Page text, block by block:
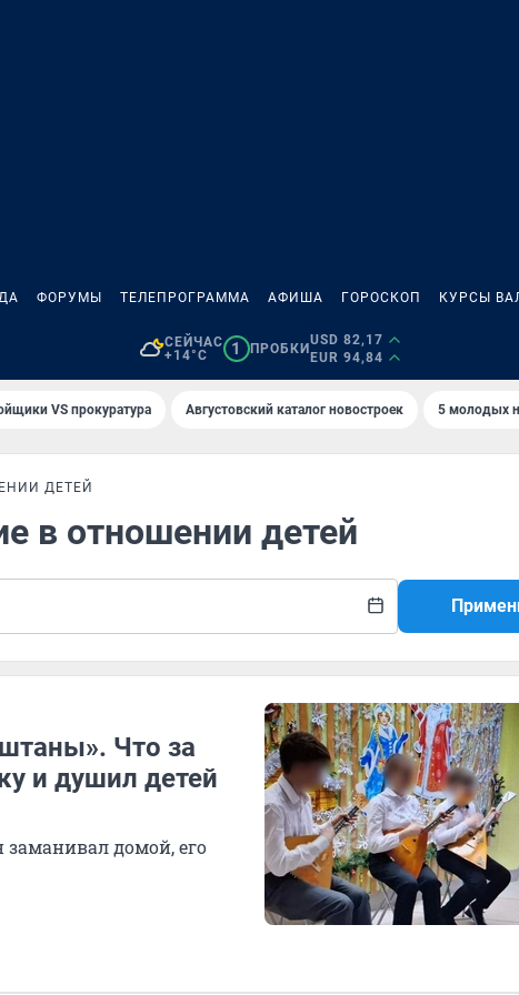
ФОРУМЫ ТЕЛЕПРОГРАММА АФИША ГОРОСКОП КУРСЫ
СЕЙЧАС
+14°C
1 ПРОБКИ
USD 82,17
EUR 94,84
VS прокуратура Августовский каталог новостроек 5 молодых
ДЕТЕЙ
в отношении детей
Что за
и душил детей
домой, его